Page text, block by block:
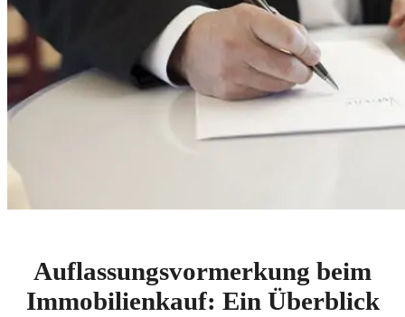
Auflassungsvormerkung beim
Immobilienkauf: Ein Überblick